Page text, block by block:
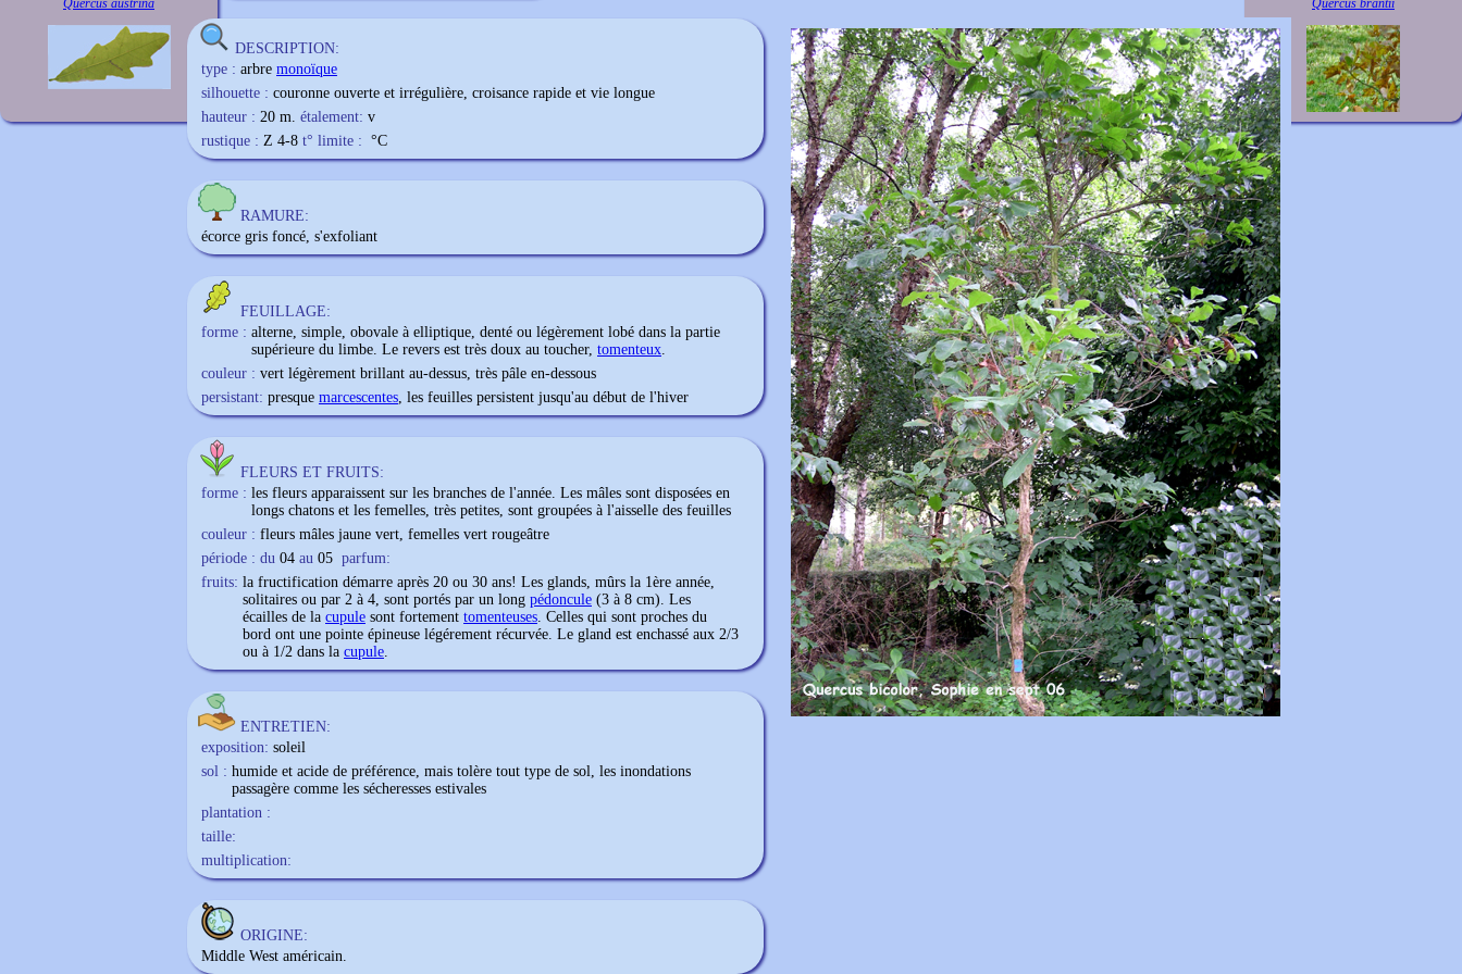
Quercus austrina Quercus brantii
DESCRIPTION:
type : arbre monoïque
silhouette : couronne ouverte et irrégulière, croisance rapide et vie longue
hauteur : 20 m. étalement: v
rustique : Z 4-8 t° limite : °C
RAMURE:
écorce gris foncé, s'exfoliant
FEUILLAGE:
forme : alterne, simple, obovale à elliptique, denté ou légèrement lobé dans la partie
supérieure du limbe. Le revers est très doux au toucher, tomenteux.
couleur : vert légèrement brillant au-dessus, très pâle en-dessous
persistant: presque marcescentes, les feuilles persistent jusqu'au début de l'hiver
FLEURS ET FRUITS:
forme : les fleurs apparaissent sur les branches de l'année. Les mâles sont disposées en
longs chatons et les femelles, très petites, sont groupées à l'aisselle des feuilles
couleur : fleurs mâles jaune vert, femelles vert rougeâtre
période : du 04 au 05 parfum:
fruits: la fructification démarre après 20 ou 30 ans! Les glands, mûrs la 1ère année,
solitaires ou par 2 à 4, sont portés par un long pédoncule (3 à 8 cm). Les
écailles de la cupule sont fortement tomenteuses. Celles qui sont proches du
bord ont une pointe épineuse légérement récurvée. Le gland est enchassé aux 2/3
ou à 1/2 dans la cupule.
ENTRETIEN:
exposition: soleil
sol : humide et acide de préférence, mais tolère tout type de sol, les inondations
passagère comme les sécheresses estivales
plantation :
taille:
multiplication:
ORIGINE:
Middle West américain.